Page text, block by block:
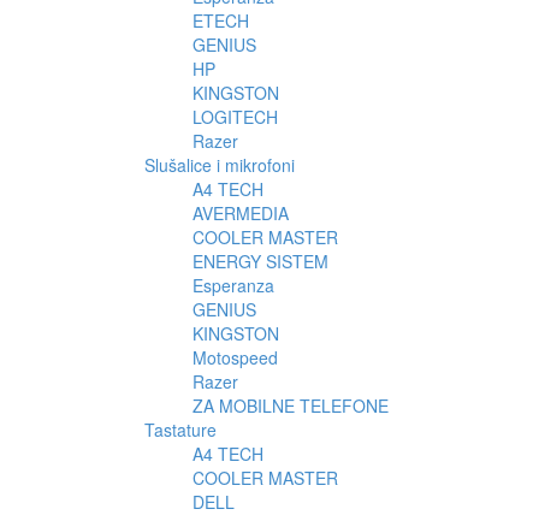
ETECH
GENIUS
HP
KINGSTON
LOGITECH
Razer
Slušalice i mikrofoni
A4 TECH
AVERMEDIA
COOLER MASTER
ENERGY SISTEM
Esperanza
GENIUS
KINGSTON
Motospeed
Razer
ZA MOBILNE TELEFONE
Tastature
A4 TECH
COOLER MASTER
DELL